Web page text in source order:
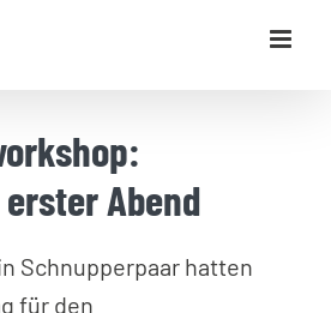
Abend
Schnupperpaar hatten
für den